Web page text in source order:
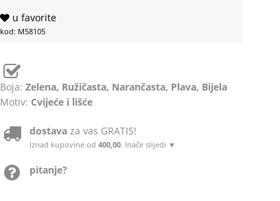
u favorite
kod: M58105
Boja:Zelena, Ružičasta, Narančasta, Plava, Bijela
Motiv: Cvijeće i lišće
dostava za vas GRATIS!
Iznad kupovine od400,00. Inače slijedi ▼
pitanje?